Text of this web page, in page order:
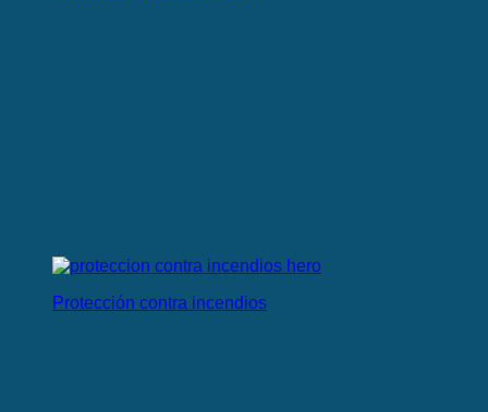
Protección contra incendios